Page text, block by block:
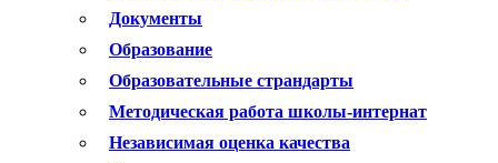
Документы
Образование
Образовательные страндарты
Методическая работа школы-интернат
Независимая оценка качества